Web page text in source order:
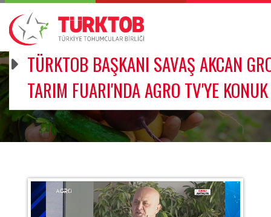
TÜRKTOB BAŞKANI SAVAŞ AKCAN
TARIM FUARI'NDA AGRO TV'YE